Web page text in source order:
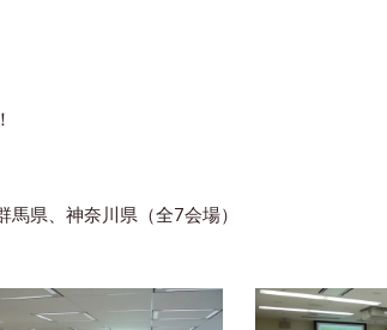
県、神奈川県（全7会場）